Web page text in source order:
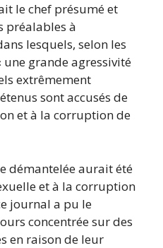
le chef présumé et
préalables à
lesquels, selon les
grande agressivité
extrêmement
sont accusés de
et à la corruption de
démantelée aurait été
et à la corruption
journal a pu le
concentrée sur des
en raison de leur